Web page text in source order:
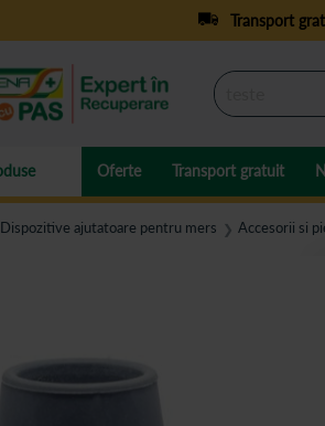
Transport
Oferte Transport gratuit
Dispozitive ajutatoare pentru mers ❯ Accesorii si